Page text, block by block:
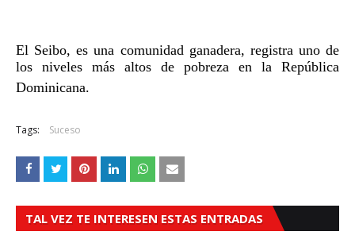
El Seibo, es una comunidad ganadera, registra uno de
los niveles más altos de pobreza en la República
Dominicana.
Tags: Suceso
TAL VEZ TE INTERESEN ESTAS ENTRADAS